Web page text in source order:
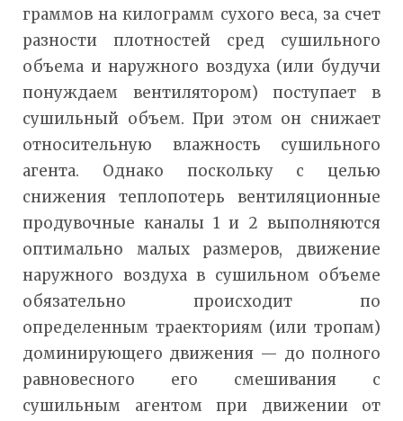
граммов на килограмм сухого веса, за счет
разности плотностей сред сушильного
объема и наружного воздуха (или будучи
понуждаем вентилятором) поступает в
сушильный объем. При этом он снижает
относительную влажность сушильного
агента. Однако поскольку с целью
снижения теплопотерь вентиляционные
продувочные каналы 1 и 2 выполняются
оптимально малых размеров, движение
наружного воздуха в сушильном объеме
обязательно происходит по
определенным траекториям (или тропам)
доминирующего движения — до полного
равновесного его смешивания с
сушильным агентом при движении от